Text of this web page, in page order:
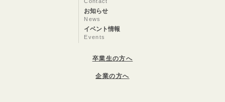
お知らせ
News
イベント情報
Events
卒業生の方へ
企業の方へ